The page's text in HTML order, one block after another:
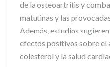
de la osteoartritis y
matutinas y las
Además, estudios
efectos positivos sobre el
colesterol y la salud